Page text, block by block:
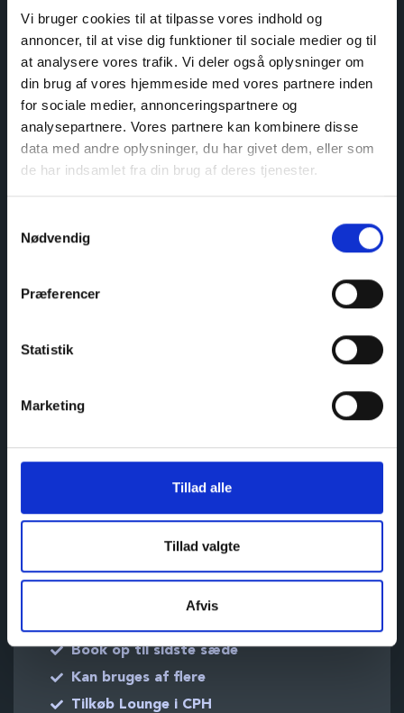
Vi bruger cookies til at tilpasse vores indhold og
annoncer, til at vise dig funktioner til sociale medier og til
at analysere vores trafik. Vi deler også oplysninger om
din brug af vores hjemmeside med vores partnere inden
for sociale medier, annonceringspartnere og
analysepartnere. Vores partnere kan kombinere disse
data med andre oplysninger, du har givet dem, eller som
de har indsamlet fra din brug af deres tjenester.
Nødvendig
Præferencer
Statistik
Marketing
Tillad alle
Tillad valgte
Afvis
Book op til sidste sæde
Kan bruges af flere
Gyldig i 12 måneder
Start nu
Forudbetaling giver adgang til 100 enkeltrejser
100 enkeltrejser
Håndbagage
23kg indtjekket bagage
Gratis ændring
Book op til sidste sæde
Kan bruges af flere
Tilkøb Lounge i CPH